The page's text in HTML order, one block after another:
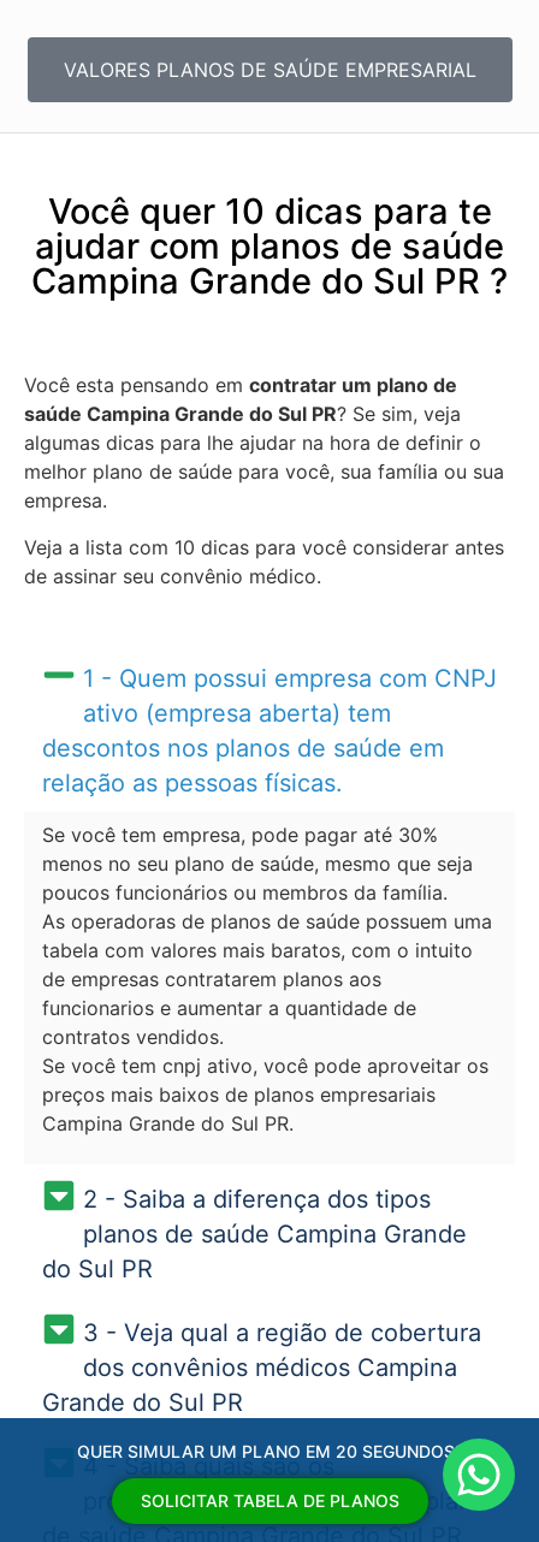
VALORES PLANOS DE SAÚDE EMPRESARIAL
Você quer 10 dicas para te
ajudar com planos de saúde
Campina Grande do Sul PR ?
Você esta pensando em contratar um plano de
saúde Campina Grande do Sul PR? Se sim, veja
algumas dicas para lhe ajudar na hora de definir o
melhor plano de saúde para você, sua família ou sua
empresa.
Veja a lista com 10 dicas para você considerar antes
de assinar seu convênio médico.
1 - Quem possui empresa com CNPJ
ativo (empresa aberta) tem
descontos nos planos de saúde em
relação as pessoas físicas.
Se você tem empresa, pode pagar até 30%
menos no seu plano de saúde, mesmo que seja
poucos funcionários ou membros da família.
As operadoras de planos de saúde possuem uma
tabela com valores mais baratos, com o intuito
de empresas contratarem planos aos
funcionarios e aumentar a quantidade de
contratos vendidos.
Se você tem cnpj ativo, você pode aproveitar os
preços mais baixos de planos empresariais
Campina Grande do Sul PR.
2 - Saiba a diferença dos tipos
planos de saúde Campina Grande
do Sul PR
3 - Veja qual a região de cobertura
dos convênios médicos Campina
Grande do Sul PR
4 - Saiba quais são os
procedimentos cobertos pelo plano
de saúde Campina Grande do Sul PR
QUER SIMULAR UM PLANO EM 20 SEGUNDOS?
SOLICITAR TABELA DE PLANOS